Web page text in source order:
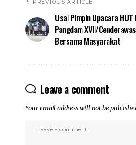
PREVIOUS ARTICLE
Usai Pimpin Upacara HUT
Pangdam XVII/
Bersama Masyarakat
Leave a comment
Your email address will not be